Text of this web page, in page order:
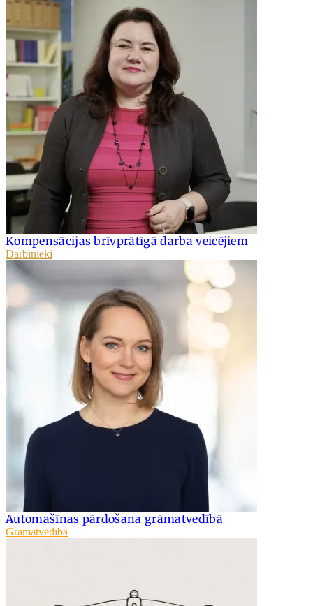
Kompensācijas brīvprātīgā darba veicējiem
Darbinieki
Automašīnas pārdošana grāmatvedībā
Grāmatvedība